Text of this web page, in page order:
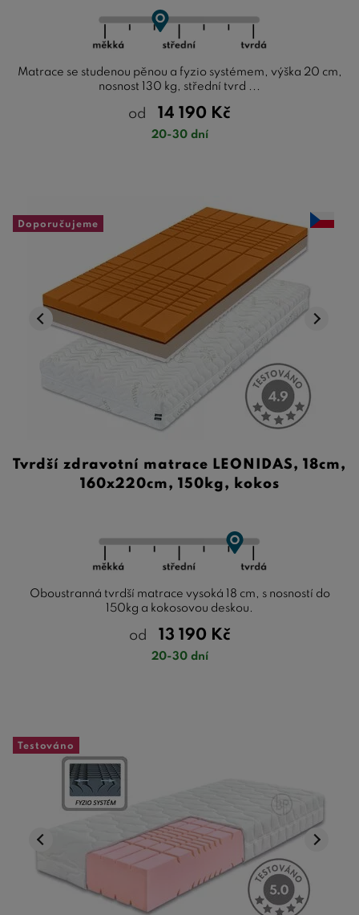
Matrace se studenou pěnou a fyzio systémem, výška 20 cm,
nosnost 130 kg, střední tvrd ...
od 14 190 Kč
20-30 dní
Doporučujeme
Tvrdší zdravotní matrace LEONIDAS, 18cm,
160x220cm, 150kg, kokos
Oboustranná tvrdší matrace vysoká 18 cm, s nosností do
150kg a kokosovou deskou.
od 13 190 Kč
20-30 dní
Testováno